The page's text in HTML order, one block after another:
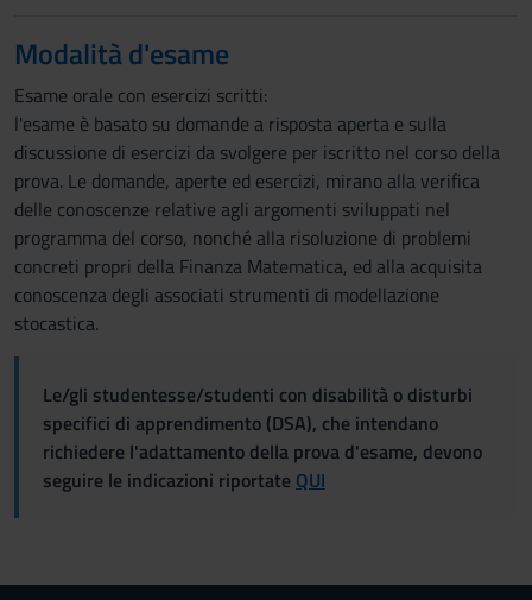
Modalità d'esame
Esame orale con esercizi scritti:
l'esame è basato su domande a risposta aperta e sulla
discussione di esercizi da svolgere per iscritto nel corso della
prova. Le domande, aperte ed esercizi, mirano alla verifica
delle conoscenze relative agli argomenti sviluppati nel
programma del corso, nonché alla risoluzione di problemi
concreti propri della Finanza Matematica, ed alla acquisita
conoscenza degli associati strumenti di modellazione
stocastica.
Le/gli studentesse/studenti con disabilità o disturbi
specifici di apprendimento (DSA), che intendano
richiedere l'adattamento della prova d'esame, devono
seguire le indicazioni riportate QUI